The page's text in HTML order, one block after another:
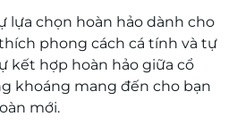
lựa chọn hoàn hảo dành cho
phong cách cá tính và tự
kết hợp hoàn hảo giữa cổ
khoáng mang đến cho bạn
mới.